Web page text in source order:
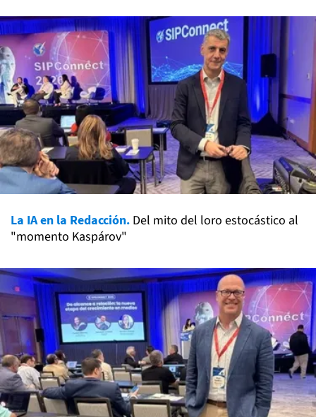
La IA en la Redacción. Del mito del loro estocástico al
"momento Kaspárov"